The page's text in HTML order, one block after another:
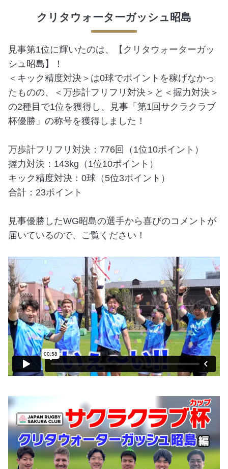
クリタウォーターガッシュ昭島
見事第1位に輝いたのは、【クリタウォーターガッ
シュ昭島】！
＜キック精度対決＞は0球でポイントを稼げなかっ
たものの、＜万歩計フリフリ対決＞と＜握力対決＞
の2種目で1位を獲得し、見事「第1回サクラクラブ
杯優勝」の称号を獲得しました！
万歩計フリフリ対決：776回（1位10ポイント）
握力対決：143kg（1位10ポイント）
キック精度対決：0球（5位3ポイント）
合計：23ポイント
見事優勝したWG昭島の選手から喜びのコメントが
届いているので、ご覧ください！